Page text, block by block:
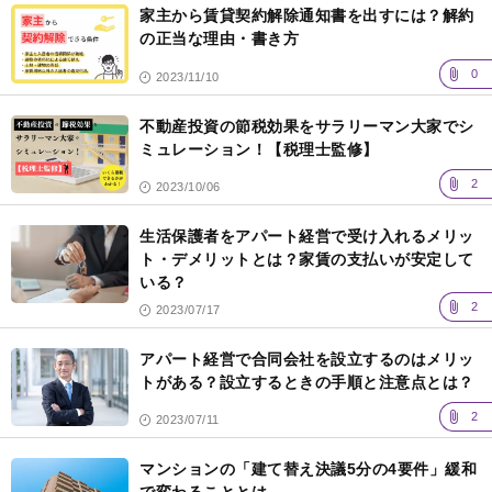
家主から賃貸契約解除通知書を出すには？解約
の正当な理由・書き方
2023/11/10 0
不動産投資の節税効果をサラリーマン大家でシ
ミュレーション！【税理士監修】
2023/10/06 2
生活保護者をアパート経営で受け入れるメリッ
ト・デメリットとは？家賃の支払いが安定して
いる？
2023/07/17 2
アパート経営で合同会社を設立するのはメリッ
トがある？設立するときの手順と注意点とは？
2023/07/11 2
マンションの「建て替え決議5分の4要件」緩和